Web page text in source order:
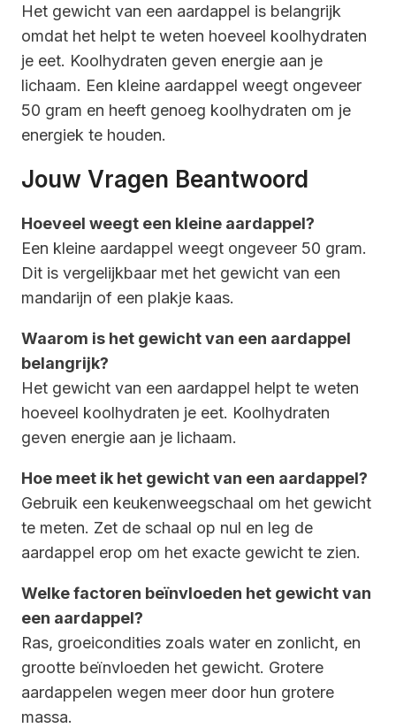
Het gewicht van een aardappel is belangrijk
omdat het helpt te weten hoeveel koolhydraten
je eet. Koolhydraten geven energie aan je
lichaam. Een kleine aardappel weegt ongeveer
50 gram en heeft genoeg koolhydraten om je
energiek te houden.
Jouw Vragen Beantwoord
Hoeveel weegt een kleine aardappel?
Een kleine aardappel weegt ongeveer 50 gram.
Dit is vergelijkbaar met het gewicht van een
mandarijn of een plakje kaas.
Waarom is het gewicht van een aardappel
belangrijk?
Het gewicht van een aardappel helpt te weten
hoeveel koolhydraten je eet. Koolhydraten
geven energie aan je lichaam.
Hoe meet ik het gewicht van een aardappel?
Gebruik een keukenweegschaal om het gewicht
te meten. Zet de schaal op nul en leg de
aardappel erop om het exacte gewicht te zien.
Welke factoren beïnvloeden het gewicht van
een aardappel?
Ras, groeicondities zoals water en zonlicht, en
grootte beïnvloeden het gewicht. Grotere
aardappelen wegen meer door hun grotere
massa.